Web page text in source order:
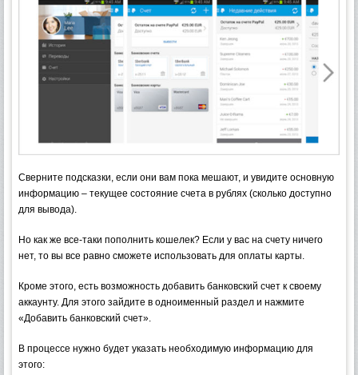
Сверните подсказки, если они вам пока мешают, и увидите основную
информацию – текущее состояние счета в рублях (сколько доступно
для вывода).
Но как же все-таки пополнить кошелек? Если у вас на счету ничего
нет, то вы все равно сможете использовать для оплаты карты.
Кроме этого, есть возможность добавить банковский счет к своему
аккаунту. Для этого зайдите в одноименный раздел и нажмите
«Добавить банковский счет».
В процессе нужно будет указать необходимую информацию для
этого: